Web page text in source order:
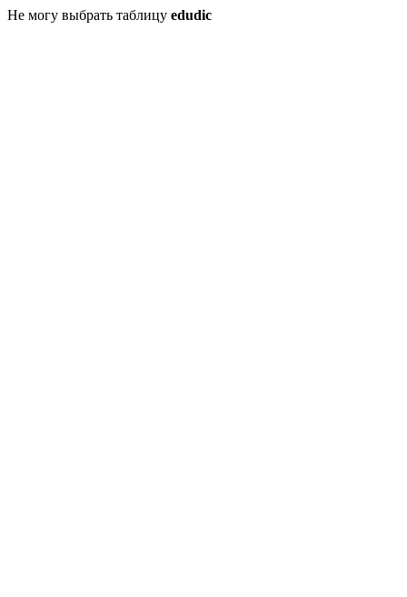
Не могу выбрать таблицу edudic